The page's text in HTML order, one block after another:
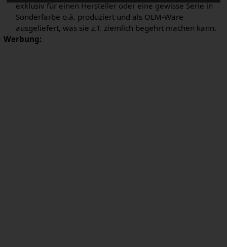
exklusiv für einen Hersteller oder eine gewisse Serie in
Sonderfarbe o.ä. produziert und als OEM-Ware
ausgeliefert, was sie z.T. ziemlich begehrt machen kann.
Werbung: